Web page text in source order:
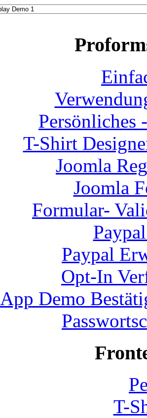
Persönliches
T-Shirt
Joomla
Joomla
Formular-
Paypal
Opt-In
App Demo
T-